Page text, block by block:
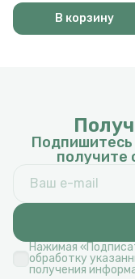
В корзину
Подпишитесь
получите
Нажимая
обработку
получения